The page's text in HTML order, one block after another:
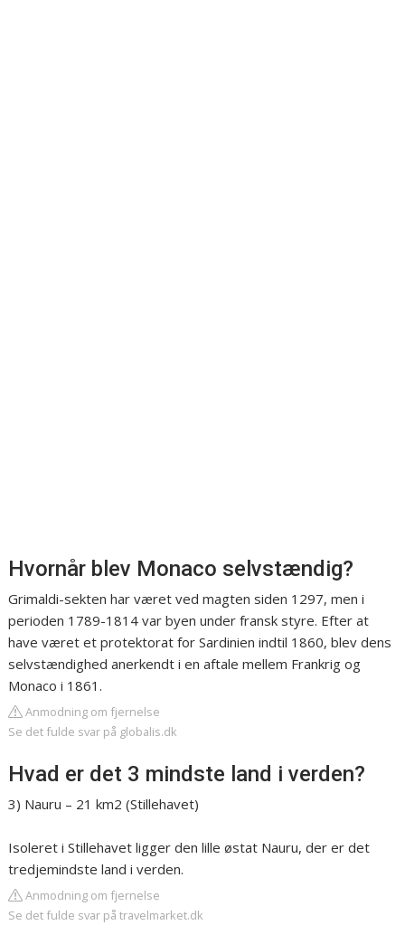
Hvornår blev Monaco selvstændig?
Grimaldi-sekten har været ved magten siden 1297, men i
perioden 1789-1814 var byen under fransk styre. Efter at
have været et protektorat for Sardinien indtil 1860, blev dens
selvstændighed anerkendt i en aftale mellem Frankrig og
Monaco i 1861.
Anmodning om fjernelse
Se det fulde svar på globalis.dk
Hvad er det 3 mindste land i verden?
3) Nauru – 21 km2 (Stillehavet)
Isoleret i Stillehavet ligger den lille østat Nauru, der er det
tredjemindste land i verden.
Anmodning om fjernelse
Se det fulde svar på travelmarket.dk